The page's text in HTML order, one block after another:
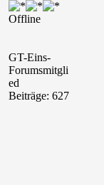
Offline
GT-Eins-
Forumsmitgli
ed
Beiträge: 627